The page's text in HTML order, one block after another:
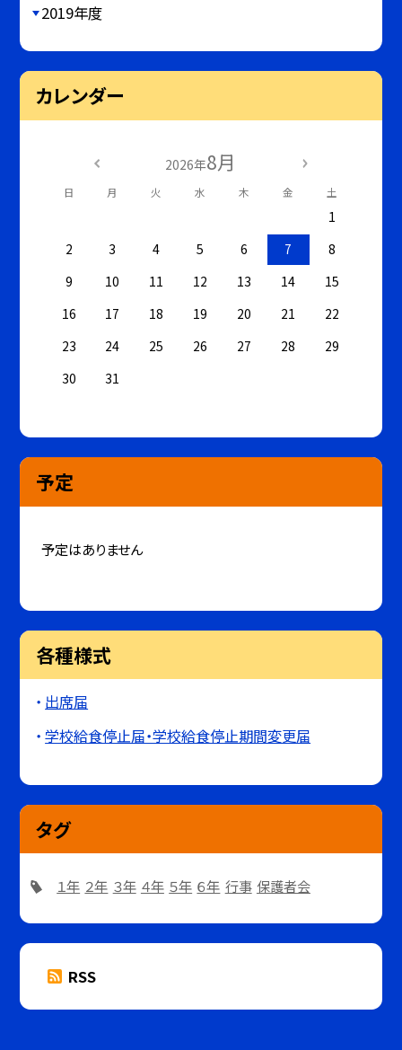
2019年度
カレンダー
2026年8月
日 月 火 水 木 金 土
1
2
3 4 5 6 7
8
9
10 11 12 13 14
15
16
17 18 19 20 21
22
23
24 25 26 27 28
29
30
31
予定
予定はありません
各種様式
出席届
学校給食停止届・学校給食停止期間変更届
タグ
１年 ２年 ３年 ４年 ５年 ６年 行事 保護者会
RSS